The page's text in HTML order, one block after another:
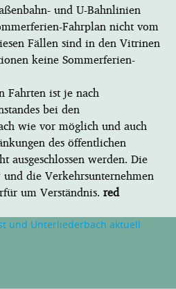
und U-Bahnlinien
Fahrplan nicht vom
Fällen sind in den Vitrinen
keine Sommerferien-
Fahrten ist je nach
bei den
wie vor möglich und auch
des öffentlichen
ausgeschlossen werden. Die
die Verkehrsunternehmen
um Verständnis.red
und Unterliederbach aktuell